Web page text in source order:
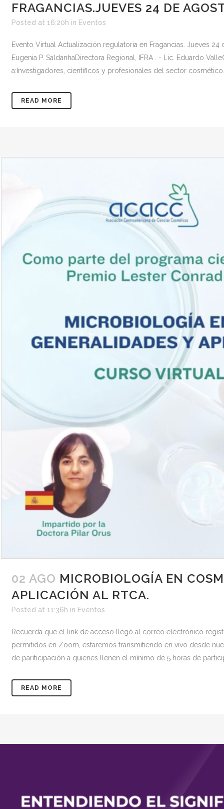
FRAGANCIAS.JUEVES 24 DE
Posted at 16:20h in Eventos
Evento Virtual Actualización regulatoria en Fragancias. Jueves
Eugenia P. SaldanhaDirectora Regional, IFRA . - Lic. Eduardo
a:Investigadores, científicos y profesionales del sector
READ MORE
02 AGO MICROBIOLOGÍA EN
APLICACIÓN AL RTCA.
Posted at 11:36h in Eventos
Recuerda que el link de acceso llegó al correo electrónico
permitidos en Zoom, estaremos transmitiendo en vivo desde
de pariticipación a quienes llenen el mínimo de 5 horas de
READ MORE